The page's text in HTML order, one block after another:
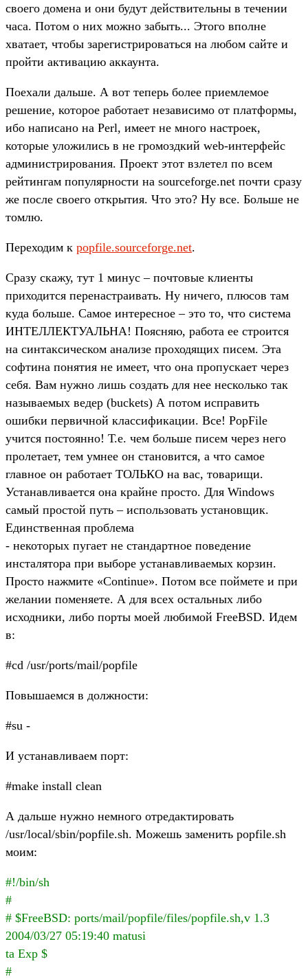
своего домена и они будут действительны в течении
часа. Потом о них можно забыть... Этого вполне
хватает, чтобы зарегистрироваться на любом сайте и
пройти активацию аккаунта.
Поехали дальше. А вот теперь более приемлемое
решение, которое работает независимо от платформы,
ибо написано на Perl, имеет не много настроек,
которые уложились в не громоздкий web-интерфейс
администрирования. Проект этот взлетел по всем
рейтингам популярности на sourceforge.net почти сразу
же после своего открытия. Что это? Ну все. Больше не
томлю.
Переходим к popfile.sourceforge.net.
Сразу скажу, тут 1 минус – почтовые клиенты
приходится перенастраивать. Ну ничего, плюсов там
куда больше. Самое интересное – это то, что система
ИНТЕЛЛЕКТУАЛЬНА! Поясняю, работа ее строится
на синтаксическом анализе проходящих писем. Эта
софтина понятия не имеет, что она пропускает через
себя. Вам нужно лишь создать для нее несколько так
называемых ведер (buckets) А потом исправить
ошибки первичной классификации. Все! PopFile
учится постоянно! Т.е. чем больше писем через него
пролетает, тем умнее он становится, а что самое
главное он работает ТОЛЬКО на вас, товарищи.
Устанавливается она крайне просто. Для Windows
самый простой путь – использовать установщик.
Единственная проблема
- некоторых пугает не стандартное поведение
инсталятора при выборе устанавливаемых корзин.
Просто нажмите «Continue». Потом все поймете и при
желании поменяете. А для всех остальных либо
исходники, либо порты моей любимой FreeBSD. Идем
в:
#cd /usr/ports/mail/popfile
Повышаемся в должности:
#su -
И устанавливаем порт:
#make install clean
А дальше нужно немного отредактировать
/usr/local/sbin/popfile.sh. Можешь заменить popfile.sh
моим:
#!/bin/sh
#
# $FreeBSD: ports/mail/popfile/files/popfile.sh,v 1.3
2004/03/27 05:19:40 matusi
ta Exp $
#